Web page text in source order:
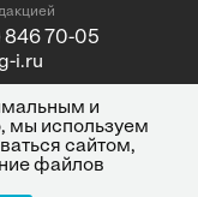
846 70-05
i.ru
и
мы используем
сайтом,
файлов